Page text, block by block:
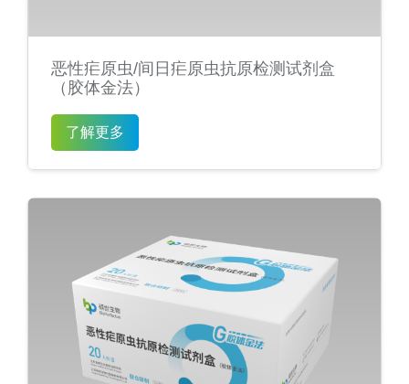
恶性疟原虫/间日疟原虫抗原检测试剂盒
（胶体金法）
了解更多